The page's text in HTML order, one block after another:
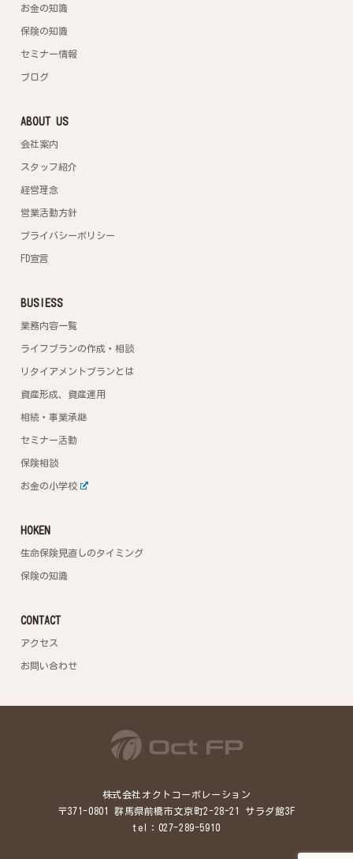
お金の知識
保険の知識
セミナー情報
ブログ
ABOUT US
会社案内
スタッフ紹介
経営理念
営業活動方針
プライバシーポリシー
FD宣言
BUSIESS
業務内容一覧
ライフプランの作成・相談
リタイアメントプランとは
資産形成、資産運用
相続・事業承継
セミナー活動
保険相談
お金の小学校
HOKEN
生命保険見直しのタイミング
保険の知識
CONTACT
アクセス
お問い合わせ
株式会社オクトコーポレーション
〒371-0801 群馬県前橋市文京町2-28-21 サラダ館3F
tel：027-289-5910